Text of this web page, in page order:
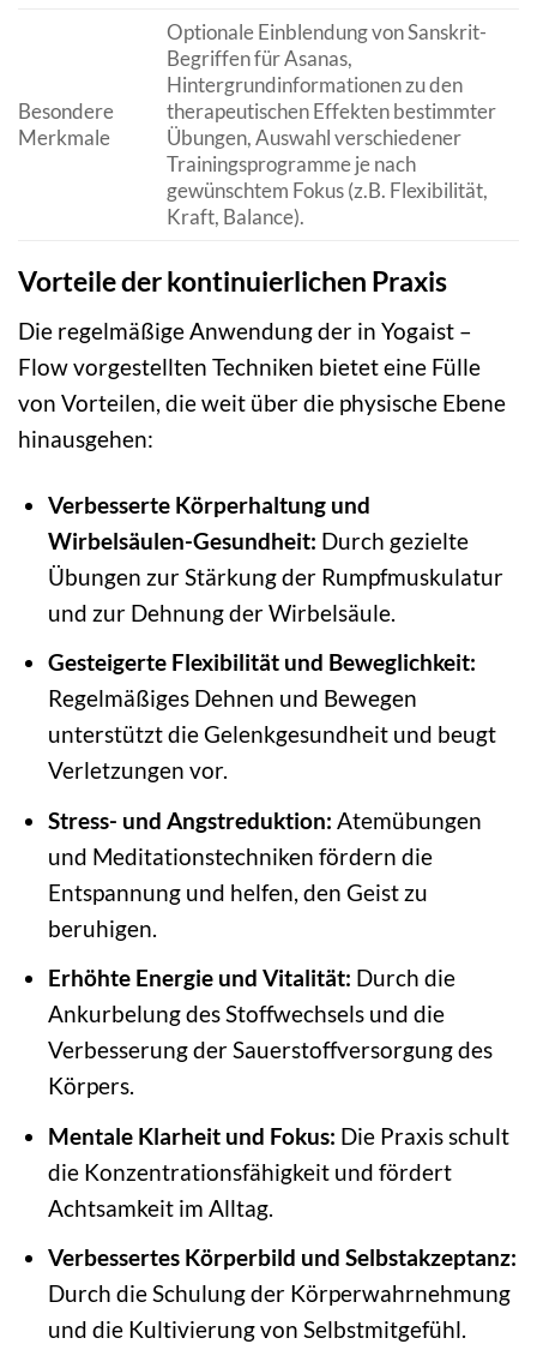
Besondere
Merkmale
Optionale Einblendung von Sanskrit-
Begriffen für Asanas,
Hintergrundinformationen zu den
therapeutischen Effekten bestimmter
Übungen, Auswahl verschiedener
Trainingsprogramme je nach
gewünschtem Fokus (z.B. Flexibilität,
Kraft, Balance).
Vorteile der kontinuierlichen Praxis
Die regelmäßige Anwendung der in Yogaist –
Flow vorgestellten Techniken bietet eine Fülle
von Vorteilen, die weit über die physische Ebene
hinausgehen:
Verbesserte Körperhaltung und
Wirbelsäulen-Gesundheit: Durch gezielte
Übungen zur Stärkung der Rumpfmuskulatur
und zur Dehnung der Wirbelsäule.
Gesteigerte Flexibilität und Beweglichkeit:
Regelmäßiges Dehnen und Bewegen
unterstützt die Gelenkgesundheit und beugt
Verletzungen vor.
Stress- und Angstreduktion: Atemübungen
und Meditationstechniken fördern die
Entspannung und helfen, den Geist zu
beruhigen.
Erhöhte Energie und Vitalität: Durch die
Ankurbelung des Stoffwechsels und die
Verbesserung der Sauerstoffversorgung des
Körpers.
Mentale Klarheit und Fokus: Die Praxis schult
die Konzentrationsfähigkeit und fördert
Achtsamkeit im Alltag.
Verbessertes Körperbild und Selbstakzeptanz:
Durch die Schulung der Körperwahrnehmung
und die Kultivierung von Selbstmitgefühl.